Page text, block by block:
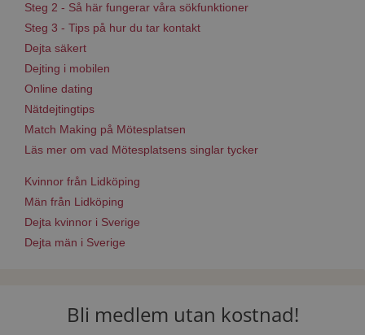
Steg 2 - Så här fungerar våra sökfunktioner
Steg 3 - Tips på hur du tar kontakt
Dejta säkert
Dejting i mobilen
Online dating
Nätdejtingtips
Match Making på Mötesplatsen
Läs mer om vad Mötesplatsens singlar tycker
Kvinnor från Lidköping
Män från Lidköping
Dejta kvinnor i Sverige
Dejta män i Sverige
Bli medlem utan kostnad!